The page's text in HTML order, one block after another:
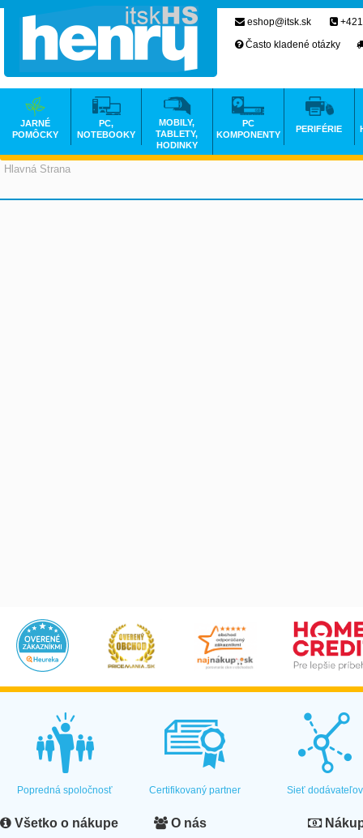
Hlavná Strana
eshop@itsk.sk
Často kladené otázky
JARNÉ
POMÔCKY
PC,
NOTEBOOKY
MOBILY,
TABLETY,
HODINKY
PC
KOMPONENTY
PERIFÉRIE
Popredná spoločnosť Certifikovaný partner Sieť dodávateľov
Všetko o nákupe O nás